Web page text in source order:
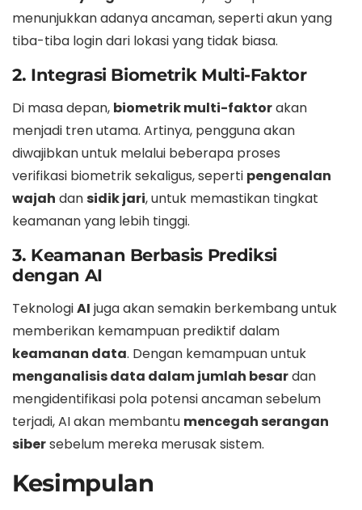
menunjukkan adanya ancaman, seperti akun yang
tiba-tiba login dari lokasi yang tidak biasa.
2. Integrasi Biometrik Multi-Faktor
Di masa depan, biometrik multi-faktorakan
menjadi tren utama. Artinya, pengguna akan
diwajibkan untuk melalui beberapa proses
verifikasi biometrik sekaligus, seperti pengenalan
wajah dansidik jari, untuk memastikan tingkat
keamanan yang lebih tinggi.
3. Keamanan Berbasis Prediksi
dengan AI
TeknologiAI juga akan semakin berkembang untuk
memberikan kemampuan prediktif dalam
keamanan data. Dengan kemampuan untuk
menganalisis data dalam jumlah besardan
mengidentifikasi pola potensi ancaman sebelum
terjadi, AI akan membantu mencegah serangan
sibersebelum mereka merusak sistem.
Kesimpulan